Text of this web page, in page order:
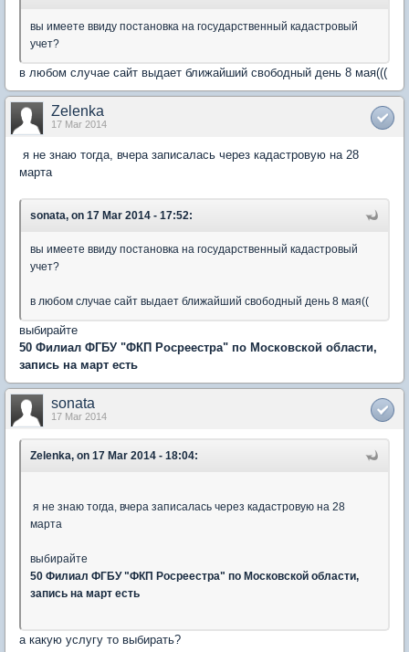
вы имеете ввиду постановка на государственный кадастровый
учет?
в любом случае сайт выдает ближайший свободный день 8 мая(((
Zelenka
17 Mar 2014
я не знаю тогда, вчера записалась через кадастровую на 28
марта
sonata, on 17 Mar 2014 - 17:52:
вы имеете ввиду постановка на государственный кадастровый
учет?
в любом случае сайт выдает ближайший свободный день 8 мая((
выбирайте
50 Филиал ФГБУ "ФКП Росреестра" по Московской области,
запись на март есть
sonata
17 Mar 2014
Zelenka, on 17 Mar 2014 - 18:04:
я не знаю тогда, вчера записалась через кадастровую на 28
марта
выбирайте
50 Филиал ФГБУ "ФКП Росреестра" по Московской области,
запись на март есть
а какую услугу то выбирать?